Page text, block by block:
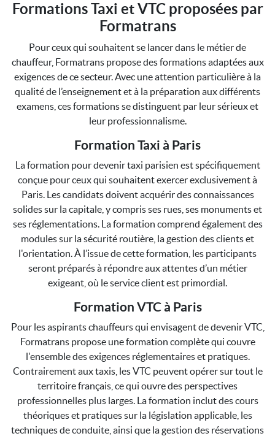
Formations Taxi et VTC proposées par
Formatrans
Pour ceux qui souhaitent se lancer dans le métier de
chauffeur, Formatrans propose des formations adaptées aux
exigences de ce secteur. Avec une attention particulière à la
qualité de l’enseignement et à la préparation aux différents
examens, ces formations se distinguent par leur sérieux et
leur professionnalisme.
Formation Taxi à Paris
La formation pour devenir taxi parisien est spécifiquement
conçue pour ceux qui souhaitent exercer exclusivement à
Paris. Les candidats doivent acquérir des connaissances
solides sur la capitale, y compris ses rues, ses monuments et
ses réglementations. La formation comprend également des
modules sur la sécurité routière, la gestion des clients et
l'orientation. À l’issue de cette formation, les participants
seront préparés à répondre aux attentes d’un métier
exigeant, où le service client est primordial.
Formation VTC à Paris
Pour les aspirants chauffeurs qui envisagent de devenir VTC,
Formatrans propose une formation complète qui couvre
l'ensemble des exigences réglementaires et pratiques.
Contrairement aux taxis, les VTC peuvent opérer sur tout le
territoire français, ce qui ouvre des perspectives
professionnelles plus larges. La formation inclut des cours
théoriques et pratiques sur la législation applicable, les
techniques de conduite, ainsi que la gestion des réservations